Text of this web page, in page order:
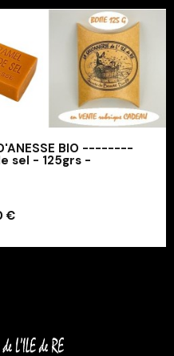
BIO --------
sel - 125grs -
€